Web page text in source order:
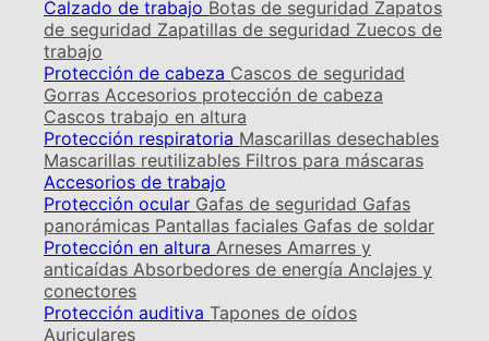
Calzado de trabajo Botas de seguridad Zapatos
de seguridad Zapatillas de seguridad Zuecos de
trabajo
Protección de cabeza Cascos de seguridad
Gorras Accesorios protección de cabeza
Cascos trabajo en altura
Protección respiratoria Mascarillas desechables
Mascarillas reutilizables Filtros para máscaras
Accesorios de trabajo
Protección ocular Gafas de seguridad Gafas
panorámicas Pantallas faciales Gafas de soldar
Protección en altura Arneses Amarres y
anticaídas Absorbedores de energía Anclajes y
conectores
Protección auditiva Tapones de oídos
Auriculares